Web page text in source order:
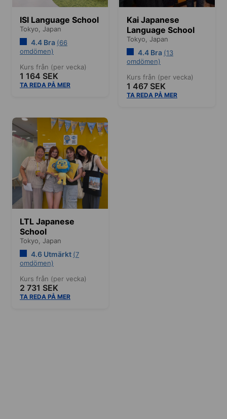
ISI Language School
Tokyo, Japan
4.4 Bra (66
omdömen)
Kurs från (per vecka)
1 164 SEK
TA REDA PÅ MER
Kai Japanese
Language School
Tokyo, Japan
4.4 Bra (13
omdömen)
Kurs från (per vecka)
1 467 SEK
TA REDA PÅ MER
LTL Japanese
School
Tokyo, Japan
4.6 Utmärkt (7
omdömen)
Kurs från (per vecka)
2 731 SEK
TA REDA PÅ MER